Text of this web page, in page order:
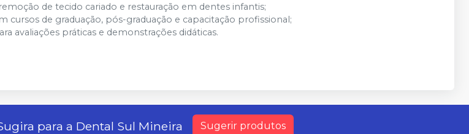
de tecido cariado e restauração em dentes infantis;
cursos de graduação, pós-graduação e capacitação profissional;
avaliações práticas e demonstrações didáticas.
para a Dental Sul Mineira Sugerir produtos